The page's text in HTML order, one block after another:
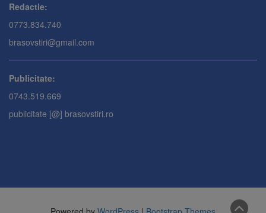
Redactie:
0773.834.740
brasovstiri@gmail.com
Publicitate:
0743.519.669
publicitate [@] brasovstiri.ro